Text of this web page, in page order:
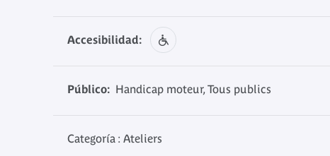
Accesibilidad:
Público: Handicap moteur, Tous publics
Categoría : Ateliers